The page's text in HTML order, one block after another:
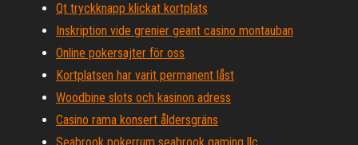
Qt tryckknapp klickat kortplats
Inskription vide grenier geant casino montauban
Online pokersajter för oss
Kortplatsen har varit permanent låst
Woodbine slots och kasinon adress
Casino rama konsert åldersgräns